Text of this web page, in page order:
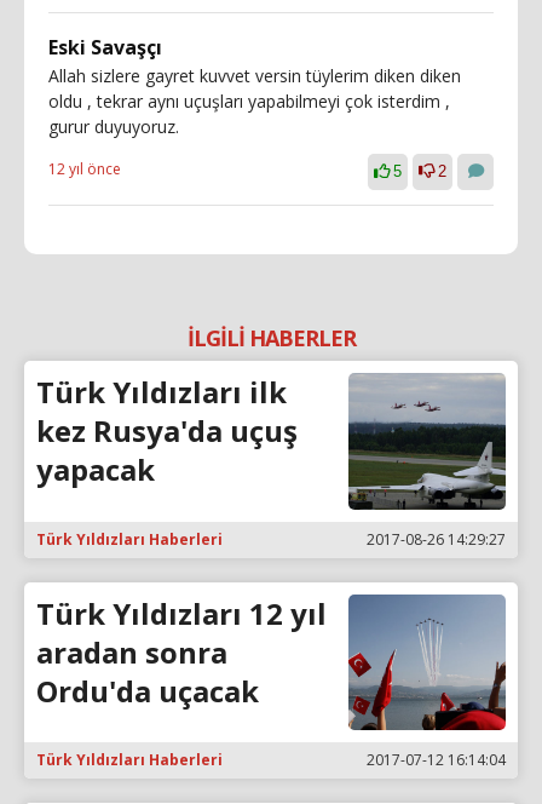
Eski Savaşçı
Allah sizlere gayret kuvvet versin tüylerim diken diken
oldu , tekrar aynı uçuşları yapabilmeyi çok isterdim ,
gurur duyuyoruz.
12 yıl önce 5 2
İLGİLİ HABERLER
Türk Yıldızları ilk
kez Rusya'da uçuş
yapacak
Türk Yıldızları Haberleri 2017-08-26 14:29:27
Türk Yıldızları 12 yıl
aradan sonra
Ordu'da uçacak
Türk Yıldızları Haberleri 2017-07-12 16:14:04